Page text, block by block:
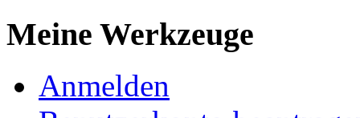
Meine Werkzeuge
Anmelden